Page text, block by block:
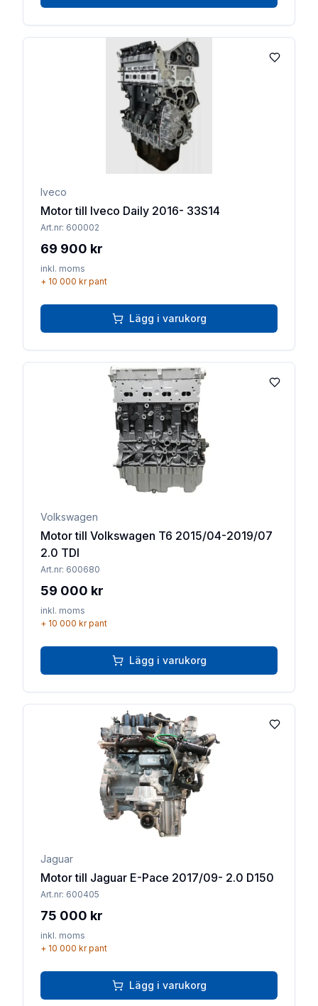
Lägg till
Iveco
Motor till Iveco Daily 2016- 33S14
Art.nr: 600002
69 900 kr
inkl. moms
+ 10 000 krpant
Lägg i varukorg
Lägg till
Volkswagen
Motor till Volkswagen T6 2015/04-2019/07
2.0 TDI
Art.nr: 600680
59 000 kr
inkl. moms
+ 10 000 krpant
Lägg i varukorg
Lägg till
Jaguar
Motor till Jaguar E-Pace 2017/09- 2.0 D150
Art.nr: 600405
75 000 kr
inkl. moms
+ 10 000 krpant
Lägg i varukorg